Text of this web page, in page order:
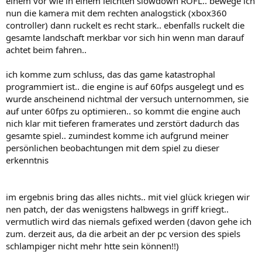
nun die kamera mit dem rechten analogstick (xbox360
controller) dann ruckelt es recht stark.. ebenfalls ruckelt die
gesamte landschaft merkbar vor sich hin wenn man darauf
achtet beim fahren..
ich komme zum schluss, das das game katastrophal
programmiert ist.. die engine is auf 60fps ausgelegt und es
wurde anscheinend nichtmal der versuch unternommen, sie
auf unter 60fps zu optimieren.. so kommt die engine auch
nich klar mit tieferen framerates und zerstört dadurch das
gesamte spiel.. zumindest komme ich aufgrund meiner
persönlichen beobachtungen mit dem spiel zu dieser
erkenntnis
im ergebnis bring das alles nichts.. mit viel glück kriegen wir
nen patch, der das wenigstens halbwegs in griff kriegt..
vermutlich wird das niemals gefixed werden (davon gehe ich
zum. derzeit aus, da die arbeit an der pc version des spiels
schlampiger nicht mehr htte sein können!!)